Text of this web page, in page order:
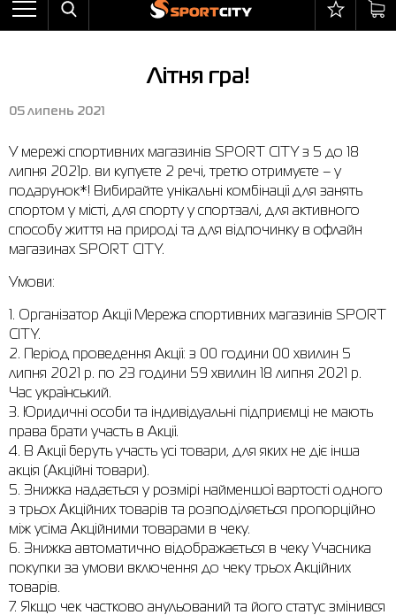
Назад
Вітрівки
Жилети
Комбінезони
Костюми
Купальники
Куртки
Легінси
Майки
Сукні
Сорочки
Толстовки
Футболки
Шорти
Спідниці
Назад
Пляжне взуття
Напівчеревики
Сандалі
Чоботи
Назад
Бокс
Гірськолижний інвентар
М'ячі
Шкарпетки
Рукавиці
Плавання
Рюкзаки
Сумки
Доглядові засоби
Фітнес та йога
Шарфи
Назад
Asics
Columbia
Evoids
Jack Wolfskin
Larum
New Balance
Nike
Puma
Radder
Skechers
Under Armour
WHS
Назад
Штани
Вітрівки
Костюми
Куртки
Легінси
Толстовки
Футболки
Черевики
Кросівки
Напівчеревики
Бренди
adidas
Larum
Nike
Назад
Гарантія на товари
Магазини
Контакт центр
Програма лояльності
Часті питання (FAQ)
Новини
Особистий кабінет
Літня гра!
05 липень 2021
У мережі спортивних магазинів SPORT CITY з 5 до 18
липня 2021р. ви купуєте 2 речі, третю отримуєте – у
подарунок*! Вибирайте унікальні комбінації для занять
спортом у місті, для спорту у спортзалі, для активного
способу життя на природі та для відпочинку в офлайн
магазинах SPORT CITY.
Умови:
1. Організатор Акції Мережа спортивних магазинів SPORT
CITY.
2. Період проведення Акції: з 00 години 00 хвилин 5
липня 2021 р. по 23 години 59 хвилин 18 липня 2021 р.
Час український.
3. Юридичні особи та індивідуальні підприємці не мають
права брати участь в Акції.
4. В Акції беруть участь усі товари, для яких не діє інша
акція (Акційні товари).
5. Знижка надається у розмірі найменшої вартості одного
з трьох Акційних товарів та розподіляється пропорційно
між усіма Акційними товарами в чеку.
6. Знижка автоматично відображається в чеку Учасника
покупки за умови включення до чеку трьох Акційних
товарів.
7. Якщо чек частково анульований та його статус змінився